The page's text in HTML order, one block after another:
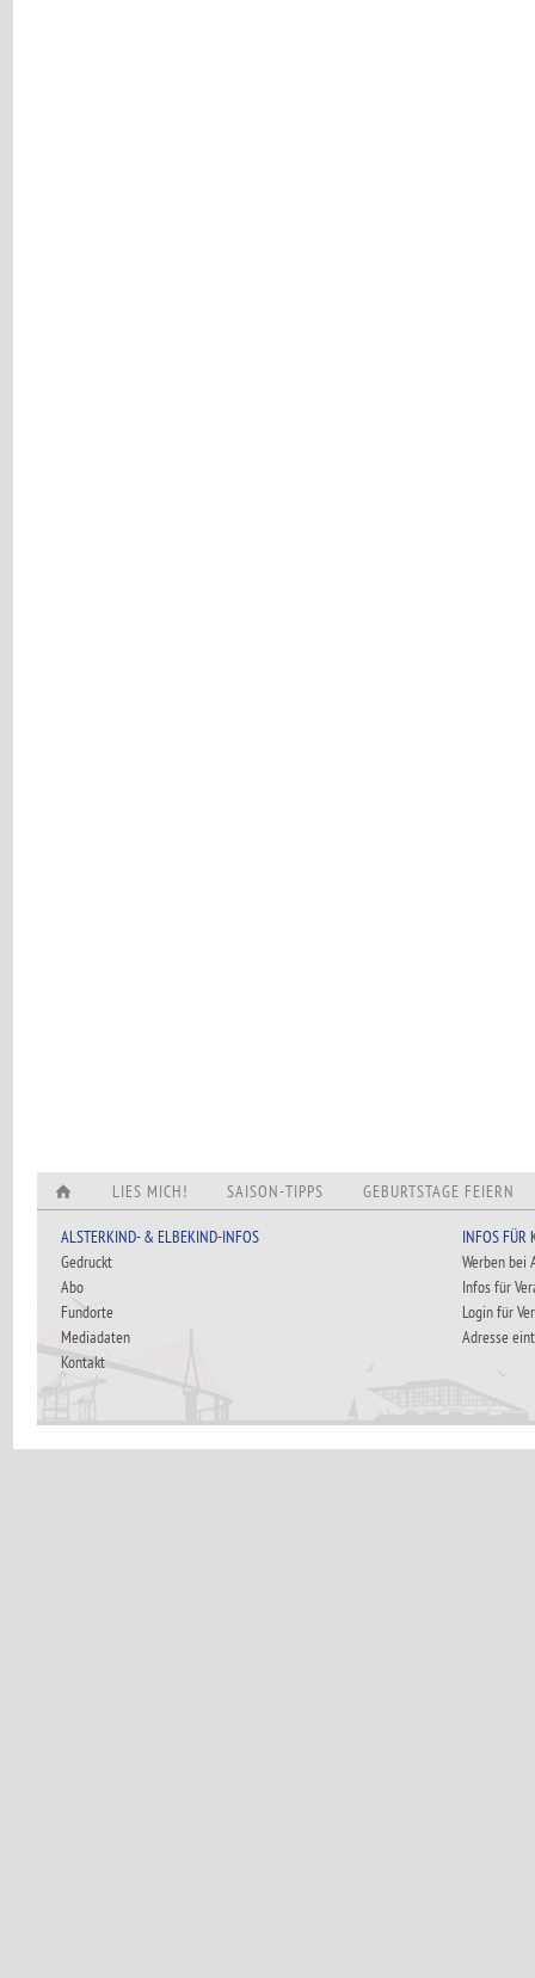
LIES MICH! SAISON-TIPPS GEBURTSTAGE FEIERN
ALSTERKIND- & ELBEKIND-INFOS
Gedruckt
Abo
Fundorte
Mediadaten
Kontakt
INFOS FÜR
Werben bei
Infos für
Login für
Adresse